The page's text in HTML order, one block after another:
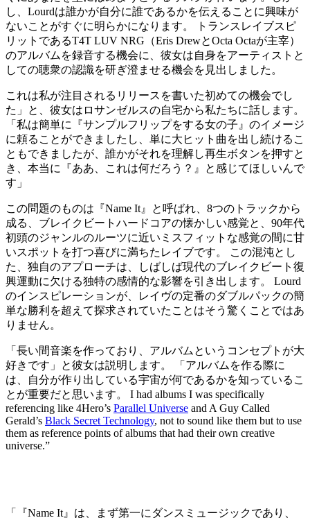
し、Lourdは誰かが自分に誰であるかを伝えることに興味が
ないことがすぐに明らかになります。 トランスレイブスピ
リットであるT4T LUV NRG（Eris DrewとOcta Octaが主宰）
のアルバムを録音する機会に、彼女は自身をアーティストと
しての聴衆の認識を研ぎ澄ませる機会を見出しました。
これは私が注目されるリリースを書いた初めての機会でし
た」と、彼女はロサンゼルスの自宅から私たちに話します。
「私は簡単に『サンプルフリップをする女の子』のイメージ
に頼ることができましたし、単に大ヒット曲を出し続けるこ
ともできましたが、誰かがそれを理解し再生ボタンを押すと
き、本当に『ああ、これは何だろう？』と感じてほしいんで
す」
この問題のものは『Name It』と呼ばれ、8つのトラックから
成る、ブレイクビートハードコアの懐かしい感覚と、90年代
初頭のジャンルのルーツに近いミスフィットな感覚の間に甘
いスポットを打つ喜びに満ちたレイブです。 この混沌とし
た、独自のアプローチは、しばしば現代のブレイクビート復
興運動に欠ける独特の感情的な影響を引き出します。 Lourd
のインスピレーションが、レイヴの定番のダブルパックの簡
単な勝利を超えて探求されていたことはそう驚くことではあ
りません。
「長い間音楽を作っており、アルバムというコンセプトが大
好きです」と彼女は説明します。 「アルバムを作る際に
は、自分が作り出している宇宙が何であるかを知っているこ
とが重要だと思います。 I had albums I was specifically
referencing like 4Hero’s Parallel Universe and A Guy Called
Gerald’s Black Secret Technology, not to sound like them but to use
them as reference points of albums that had their own creative
universe.”
「『Name It』は、まず第一にダンスミュージックであり、